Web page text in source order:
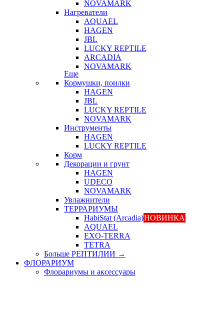
NOVAMARK
Нагреватели
AQUAEL
HAGEN
JBL
LUCKY REPTILE
ARCADIA
NOVAMARK
Еще
Кормушки, поилки
HAGEN
JBL
LUCKY REPTILE
NOVAMARK
Инструменты
HAGEN
LUCKY REPTILE
Корм
Декорации и грунт
HAGEN
UDECO
NOVAMARK
Увлажнители
ТЕРРАРИУМЫ
HabiStat (Arcadia)НОВИНКА
AQUAEL
EXO-TERRA
TETRA
Больше РЕПТИЛИИ →
ФЛОРАРИУМ
Флорариумы и аксессуары